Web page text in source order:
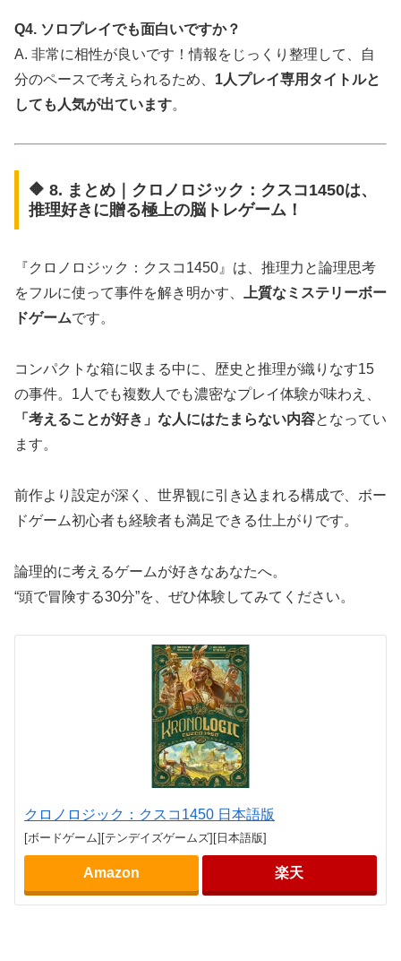
Q4. ソロプレイでも面白いですか？
A. 非常に相性が良いです！情報をじっくり整理して、自
分のペースで考えられるため、 1人プレイ専用タイトルと
しても人気が出ています。
🔶 8. まとめ｜クロノロジック：クスコ1450は、
推理好きに贈る極上の脳トレゲーム！
『クロノロジック：クスコ1450』は、推理力と論理思考
をフルに使って事件を解き明かす、
上質なミステリーボー
ドゲームです。
コンパクトな箱に収まる中に、歴史と推理が織りなす15
の事件。1人でも複数人でも濃密なプレイ体験が味わえ、
「考えることが好き」な人にはたまらない内容となってい
ます。
前作より設定が深く、世界観に引き込まれる構成で、ボー
ドゲーム初心者も経験者も満足できる仕上がりです。
論理的に考えるゲームが好きなあなたへ。
“頭で冒険する30分”を、ぜひ体験してみてください。
クロノロジック：クスコ1450 日本語版
[ボードゲーム][テンデイズゲームズ][日本語版]
Amazon 楽天